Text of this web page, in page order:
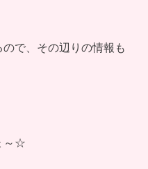
で、その辺りの情報も
～☆